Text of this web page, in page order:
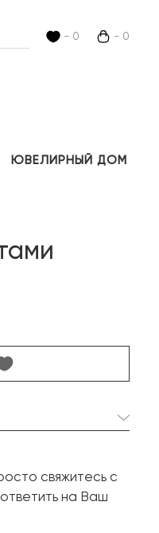
- 0 - 0
ЮВЕЛИРНЫЙ ДОМ
Кушон
свяжитесь с
на Ваш